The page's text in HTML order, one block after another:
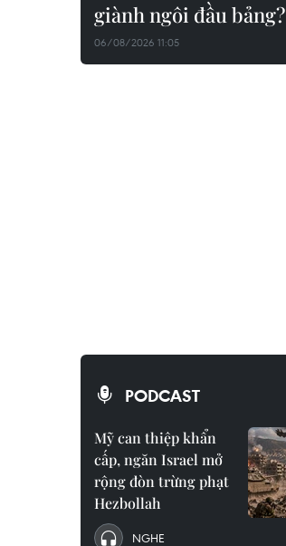
giành ngôi đầu bảng?
06/08/2026 11:05
PODCAST
Mỹ can thiệp khẩn
cấp, ngăn Israel mở
rộng đòn trừng phạt
Hezbollah
NGHE